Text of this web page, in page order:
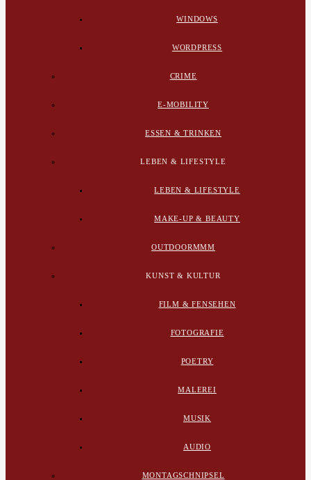
WINDOWS
WORDPRESS
CRIME
E-MOBILITY
ESSEN & TRINKEN
LEBEN & LIFESTYLE
LEBEN & LIFESTYLE
MAKE-UP & BEAUTY
OUTDOORMMM
KUNST & KULTUR
FILM & FENSEHEN
FOTOGRAFIE
POETRY
MALEREI
MUSIK
AUDIO
MONTAGSCHNIPSEL